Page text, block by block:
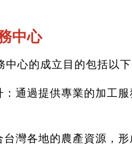
中心
心的成立目的包括以下
：通過提供專業的加工
灣各地的農產資源，